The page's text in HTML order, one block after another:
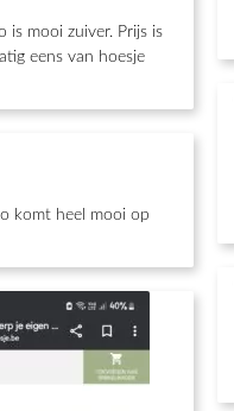
eens van hoesje
komt heel mooi op